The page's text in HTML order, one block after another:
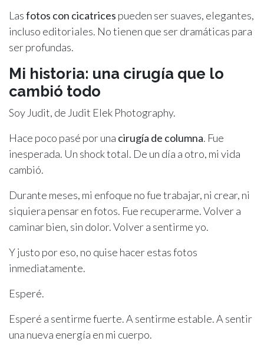
Lasfotos con cicatrices pueden ser suaves, elegantes,
incluso editoriales. No tienen que ser dramáticas para
ser profundas.
Mi historia: una cirugía que lo
cambió todo
Soy Judit, de Judit Elek Photography.
Hace poco pasé por una cirugía de columna. Fue
inesperada. Un shock total. De un día a otro, mi vida
cambió.
Durante meses, mi enfoque no fue trabajar, ni crear, ni
siquiera pensar en fotos. Fue recuperarme. Volver a
caminar bien, sin dolor. Volver a sentirme yo.
Y justo por eso, no quise hacer estas fotos
inmediatamente.
Esperé.
Esperé a sentirme fuerte. A sentirme estable. A sentir
una nueva energía en mi cuerpo.